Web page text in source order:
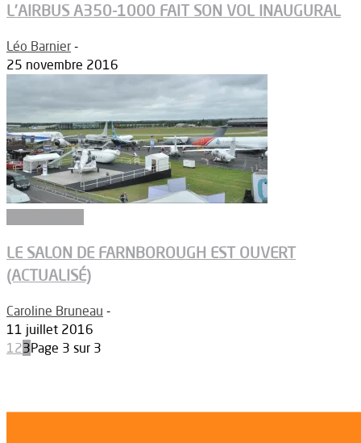
L’AIRBUS A350-1000 FAIT SON VOL INAUGURAL
Léo Barnier -
25 novembre 2016
LE SALON DE FARNBOROUGH EST OUVERT
(ACTUALISÉ)
Caroline Bruneau -
11 juillet 2016
123Page 3 sur 3